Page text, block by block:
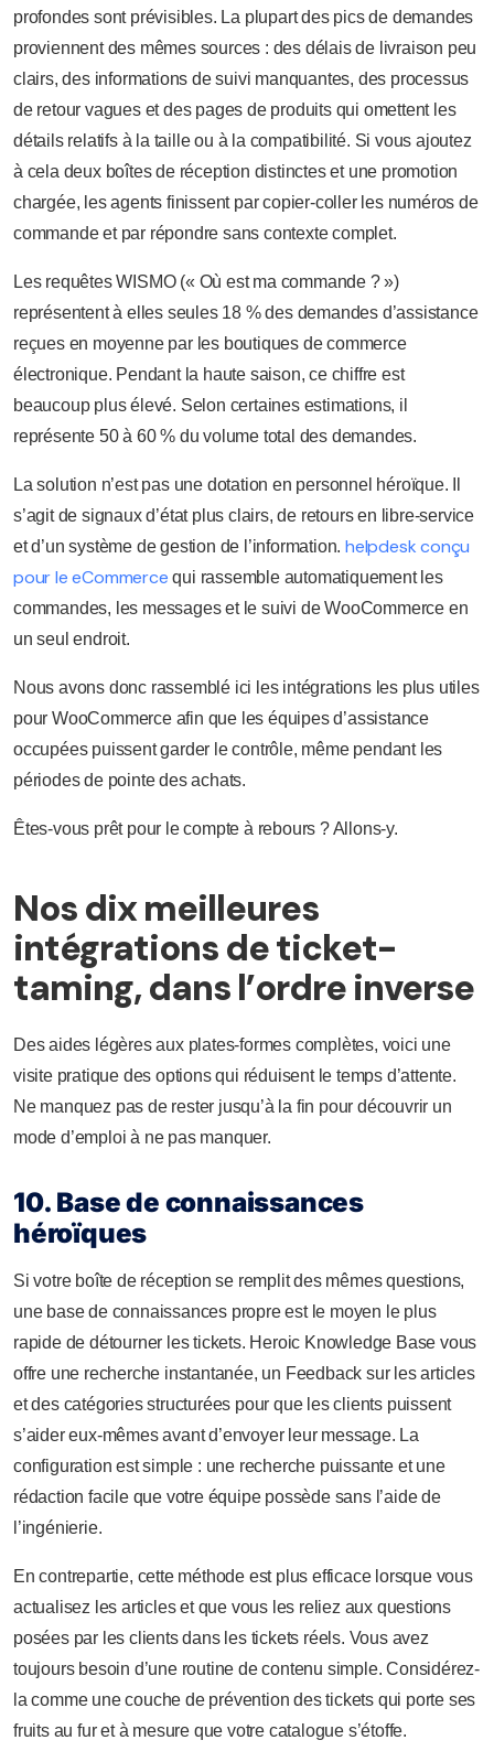
profondes sont prévisibles. La plupart des pics de demandes
proviennent des mêmes sources : des délais de livraison peu
clairs, des informations de suivi manquantes, des processus
de retour vagues et des pages de produits qui omettent les
détails relatifs à la taille ou à la compatibilité. Si vous ajoutez
à cela deux boîtes de réception distinctes et une promotion
chargée, les agents finissent par copier-coller les numéros de
commande et par répondre sans contexte complet.
Les requêtes WISMO (« Où est ma commande ? »)
représentent à elles seules 18 % des demandes d’assistance
reçues en moyenne par les boutiques de commerce
électronique. Pendant la haute saison, ce chiffre est
beaucoup plus élevé. Selon certaines estimations, il
représente 50 à 60 % du volume total des demandes.
La solution n’est pas une dotation en personnel héroïque. Il
s’agit de signaux d’état plus clairs, de retours en libre-service
et d’un système de gestion de l’information. helpdesk conçu
pour le eCommerce qui rassemble automatiquement les
commandes, les messages et le suivi de WooCommerce en
un seul endroit.
Nous avons donc rassemblé ici les intégrations les plus utiles
pour WooCommerce afin que les équipes d’assistance
occupées puissent garder le contrôle, même pendant les
périodes de pointe des achats.
Êtes-vous prêt pour le compte à rebours ? Allons-y.
Nos dix meilleures
intégrations de ticket-
taming, dans l’ordre inverse
Des aides légères aux plates-formes complètes, voici une
visite pratique des options qui réduisent le temps d’attente.
Ne manquez pas de rester jusqu’à la fin pour découvrir un
mode d’emploi à ne pas manquer.
10. Base de connaissances
héroïques
Si votre boîte de réception se remplit des mêmes questions,
une base de connaissances propre est le moyen le plus
rapide de détourner les tickets. Heroic Knowledge Base vous
offre une recherche instantanée, un Feedback sur les articles
et des catégories structurées pour que les clients puissent
s’aider eux-mêmes avant d’envoyer leur message. La
configuration est simple : une recherche puissante et une
rédaction facile que votre équipe possède sans l’aide de
l’ingénierie.
En contrepartie, cette méthode est plus efficace lorsque vous
actualisez les articles et que vous les reliez aux questions
posées par les clients dans les tickets réels. Vous avez
toujours besoin d’une routine de contenu simple. Considérez-
la comme une couche de prévention des tickets qui porte ses
fruits au fur et à mesure que votre catalogue s’étoffe.